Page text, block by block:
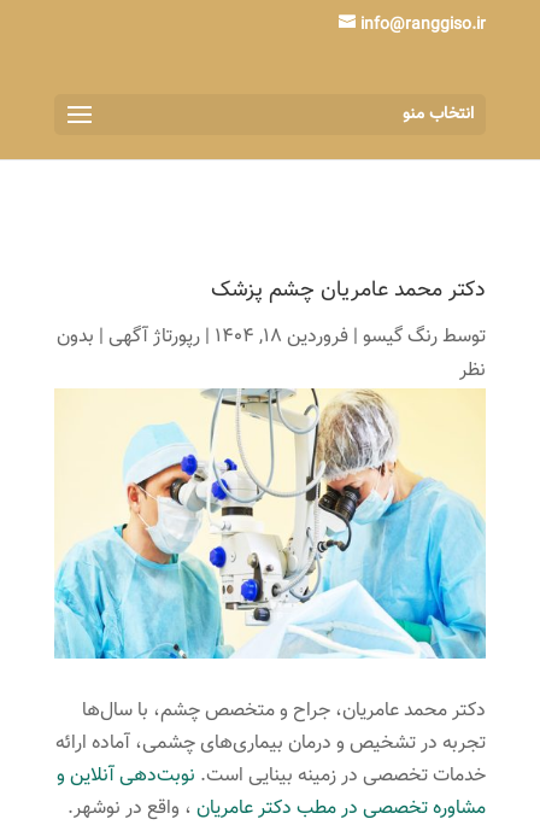
info@ranggiso.ir
انتخاب منو
دکتر محمد عامریان چشم پزشک
توسطرنگ گیسو| فروردین 18, 1404 | رپورتاژ آگهی| بدون
نظر
دکتر محمد عامریان، جراح و متخصص چشم، با سال‌ها
تجربه در تشخیص و درمان بیماری‌های چشمی، آماده ارائه
خدمات تخصصی در زمینه بینایی است. نوبت‌دهی آنلاین و
مشاوره تخصصی در مطب دکتر عامریان، واقع در نوشهر.